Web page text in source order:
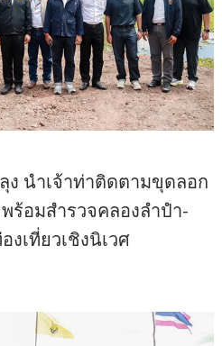
ง นำเจ้าท่าติดตามขุดลอก
ร้อมสำรวจคลองลำปำ-
เที่ยวเชิงนิเวศ